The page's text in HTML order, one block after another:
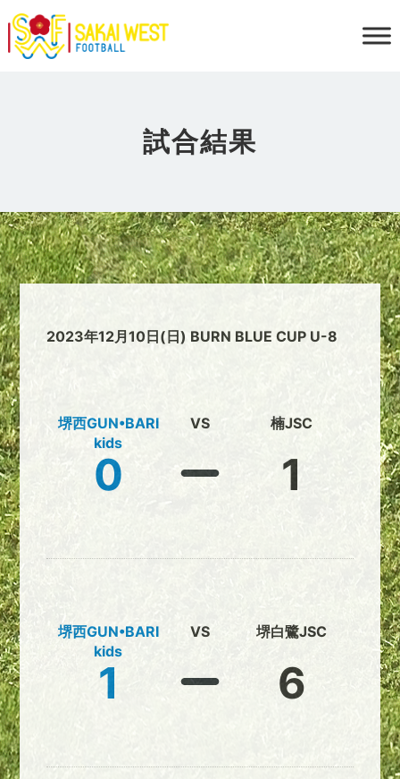
試合結果
2023年12月10日(日) BURN BLUE CUP U-8
堺西GUN•BARI
kids
0
VS 楠JSC
1
堺西GUN•BARI
kids
1
VS 堺白鷺JSC
6